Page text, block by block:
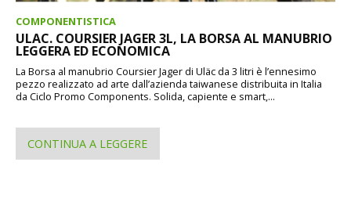
COMPONENTISTICA
ULAC. COURSIER JAGER 3L, LA BORSA AL MANUBRIO
LEGGERA ED ECONOMICA
La Borsa al manubrio Coursier Jager di Uläc da 3 litri è l’ennesimo
pezzo realizzato ad arte dall’azienda taiwanese distribuita in Italia
da Ciclo Promo Components. Solida, capiente e smart,...
CONTINUA A LEGGERE